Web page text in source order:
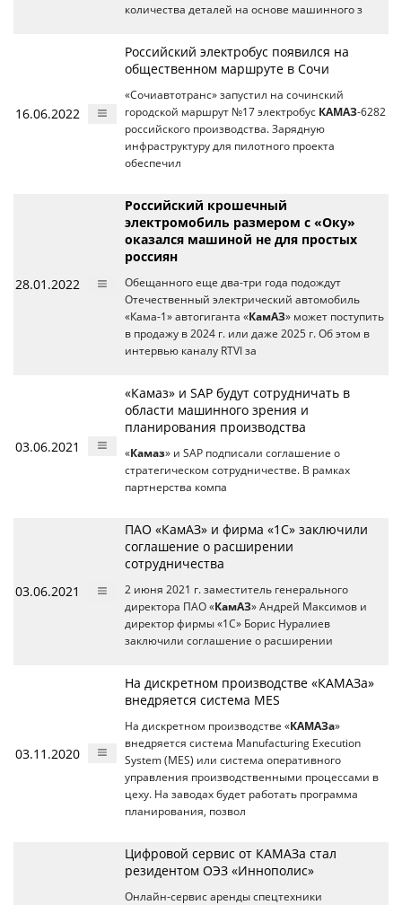
количества деталей на основе машинного з
16.06.2022
Российский электробус появился на
общественном маршруте в Сочи
«Сочиавтотранс» запустил на сочинский
городской маршрут №17 электробус КАМАЗ-6282
российского производства. Зарядную
инфраструктуру для пилотного проекта
обеспечил
28.01.2022
Российский крошечный
электромобиль размером с «Оку»
оказался машиной не для простых
россиян
Обещанного еще два-три года подождут
Отечественный электрический автомобиль
«Кама-1» автогиганта «КамАЗ» может поступить
в продажу в 2024 г. или даже 2025 г. Об этом в
интервью каналу RTVI за
03.06.2021
«Камаз» и SAP будут сотрудничать в
области машинного зрения и
планирования производства
«Камаз» и SAP подписали соглашение о
стратегическом сотрудничестве. В рамках
партнерства компа
03.06.2021
ПАО «КамАЗ» и фирма «1С» заключили
соглашение о расширении
сотрудничества
2 июня 2021 г. заместитель генерального
директора ПАО «КамАЗ» Андрей Максимов и
директор фирмы «1С» Борис Нуралиев
заключили соглашение о расширении
03.11.2020
На дискретном производстве «КАМАЗа»
внедряется система MES
На дискретном производстве «КАМАЗа»
внедряется система Manufacturing Execution
System (MES) или система оперативного
управления производственными процессами в
цеху. На заводах будет работать программа
планирования, позвол
Цифровой сервис от КАМАЗа стал
резидентом ОЭЗ «Иннополис»
Онлайн-сервис аренды спецтехники